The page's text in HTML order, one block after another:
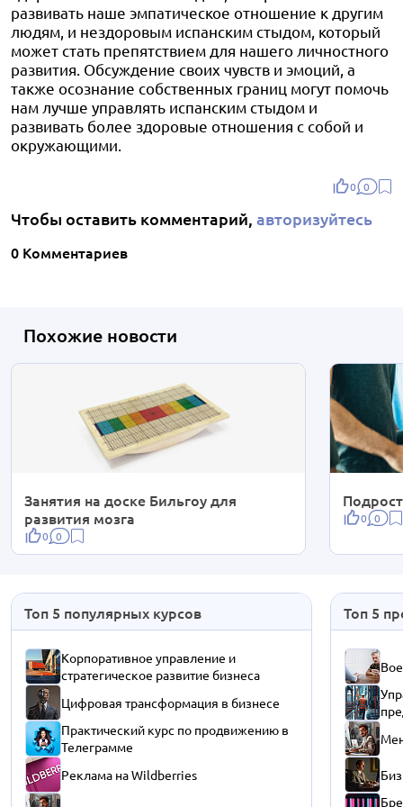
развивать наше эмпатическое отношение к другим
людям, и нездоровым испанским стыдом, который
может стать препятствием для нашего личностного
развития. Обсуждение своих чувств и эмоций, а
также осознание собственных границ могут помочь
нам лучше управлять испанским стыдом и
развивать более здоровые отношения с собой и
окружающими.
0 0
Чтобы оставить комментарий, авторизуйтесь
0 Комментариев
Похожие новости
Занятия на доске Бильгоу для
развития мозга
0 0
0 0
Топ 5 популярных курсов
Корпоративное управление и
стратегическое развитие бизнеса
Цифровая трансформация в бизнесе
Практический курс по продвижению в
Телеграмме
Реклама на Wildberries
Топ 5